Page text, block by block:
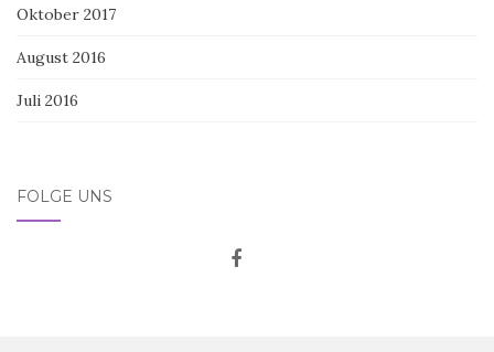
Oktober 2017
August 2016
Juli 2016
FOLGE UNS